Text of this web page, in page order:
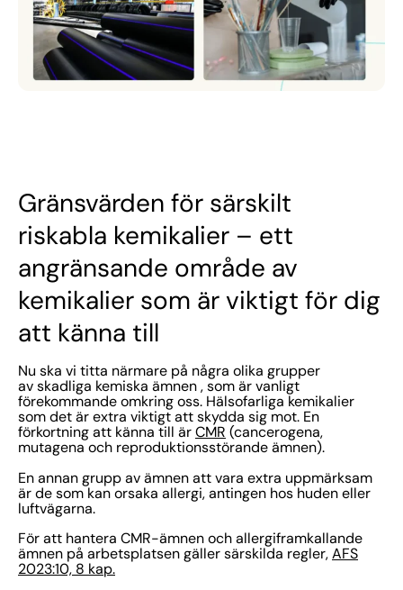
Gränsvärden för särskilt
riskabla kemikalier – ett
angränsande område av
kemikalier som är viktigt för dig
att känna till
Nu ska vi titta närmare på några olika grupper
av skadliga kemiska ämnen , som är vanligt
förekommande omkring oss. Hälsofarliga kemikalier
som det är extra viktigt att skydda sig mot. En
förkortning att känna till är CMR (cancerogena,
mutagena och reproduktionsstörande ämnen).
En annan grupp av ämnen att vara extra uppmärksam
är de som kan orsaka allergi, antingen hos huden eller
luftvägarna.
För att hantera CMR-ämnen och allergiframkallande
ämnen på arbetsplatsen gäller särskilda regler, AFS
2023:10, 8 kap.